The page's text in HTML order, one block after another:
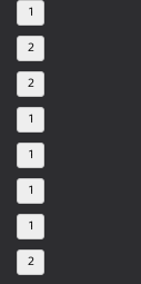
1
2
2
1
1
1
1
2